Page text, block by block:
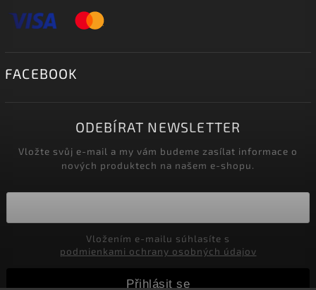
FACEBOOK
ODEBÍRAT NEWSLETTER
Vložte svůj e-mail a my vám budeme zasílat informace o
nových produktech na našem e-shopu.
podmienkami ochrany osobných údajov
Přihlásit se